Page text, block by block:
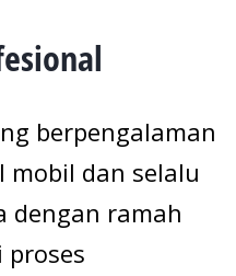
berpengalaman
dan selalu
dengan ramah